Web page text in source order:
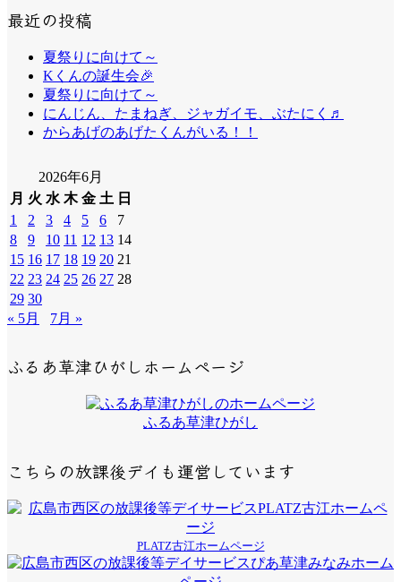
最近の投稿
夏祭りに向けて～
Kくんの誕生会🎉
夏祭りに向けて～
にんじん、たまねぎ、ジャガイモ、ぶたにく♬
からあげのあげたくんがいる！！
2026年6月
月 火 水 木 金 土 日
1
2 3 4 5 6
7
8
9 10 11 12 13 14
15 16 17 18 19 20 21
22 23 24 25 26 27 28
29 30
« 5月
7月 »
ふるあ草津ひがしホームページ
ふるあ草津ひがし
こちらの放課後デイも運営しています
PLATZ古江ホームページ